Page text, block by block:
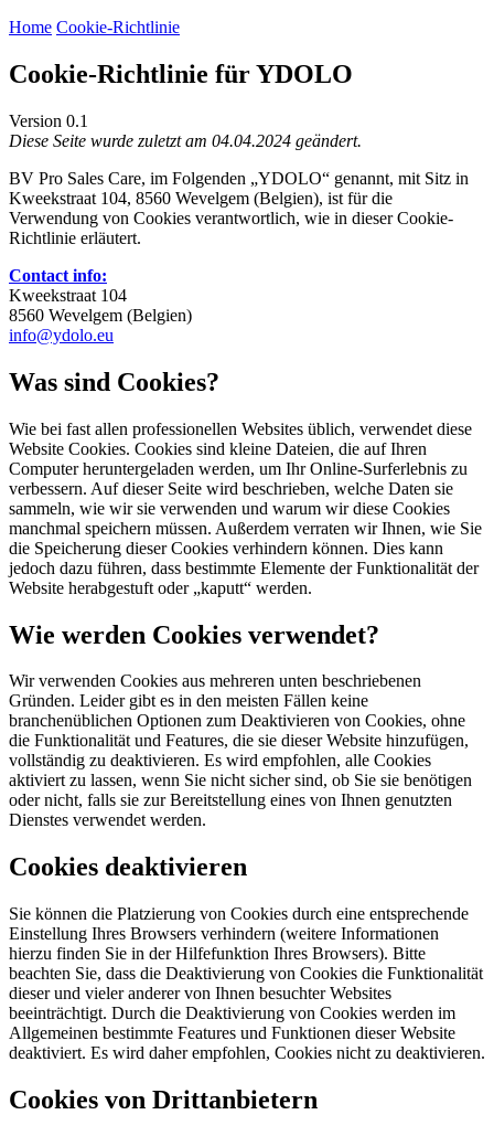
Home Cookie-Richtlinie
Cookie-Richtlinie für YDOLO
Version 0.1
Diese Seite wurde zuletzt am 04.04.2024 geändert.
BV Pro Sales Care, im Folgenden „YDOLO“ genannt, mit Sitz in
Kweekstraat 104, 8560 Wevelgem (Belgien), ist für die
Verwendung von Cookies verantwortlich, wie in dieser Cookie-
Richtlinie erläutert.
Contact info:
Kweekstraat 104
8560 Wevelgem (Belgien)
info@ydolo.eu
Was sind Cookies?
Wie bei fast allen professionellen Websites üblich, verwendet diese
Website Cookies. Cookies sind kleine Dateien, die auf Ihren
Computer heruntergeladen werden, um Ihr Online-Surferlebnis zu
verbessern. Auf dieser Seite wird beschrieben, welche Daten sie
sammeln, wie wir sie verwenden und warum wir diese Cookies
manchmal speichern müssen. Außerdem verraten wir Ihnen, wie Sie
die Speicherung dieser Cookies verhindern können. Dies kann
jedoch dazu führen, dass bestimmte Elemente der Funktionalität der
Website herabgestuft oder „kaputt“ werden.
Wie werden Cookies verwendet?
Wir verwenden Cookies aus mehreren unten beschriebenen
Gründen. Leider gibt es in den meisten Fällen keine
branchenüblichen Optionen zum Deaktivieren von Cookies, ohne
die Funktionalität und Features, die sie dieser Website hinzufügen,
vollständig zu deaktivieren. Es wird empfohlen, alle Cookies
aktiviert zu lassen, wenn Sie nicht sicher sind, ob Sie sie benötigen
oder nicht, falls sie zur Bereitstellung eines von Ihnen genutzten
Dienstes verwendet werden.
Cookies deaktivieren
Sie können die Platzierung von Cookies durch eine entsprechende
Einstellung Ihres Browsers verhindern (weitere Informationen
hierzu finden Sie in der Hilfefunktion Ihres Browsers). Bitte
beachten Sie, dass die Deaktivierung von Cookies die Funktionalität
dieser und vieler anderer von Ihnen besuchter Websites
beeinträchtigt. Durch die Deaktivierung von Cookies werden im
Allgemeinen bestimmte Features und Funktionen dieser Website
deaktiviert. Es wird daher empfohlen, Cookies nicht zu deaktivieren.
Cookies von Drittanbietern